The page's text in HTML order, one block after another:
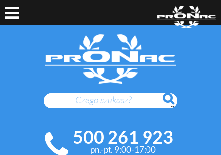
SZUKAJ
500 261 923
pn.-pt. 9:00-17:00